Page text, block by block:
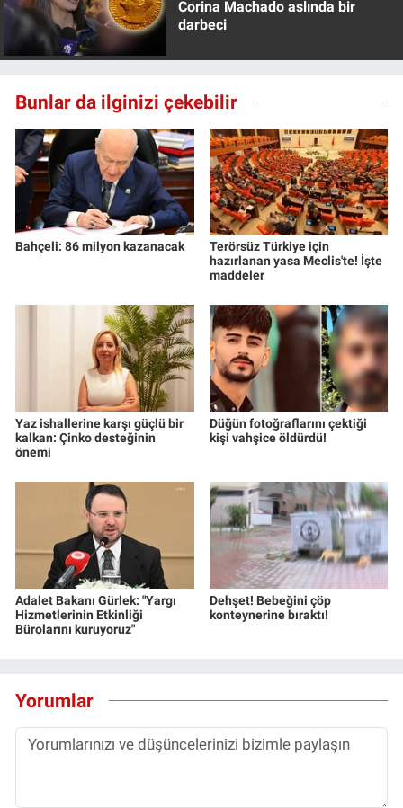
Corina Machado aslında bir
darbeci
Bunlar da ilginizi çekebilir
Bahçeli: 86 milyon kazanacak
Terörsüz Türkiye için
hazırlanan yasa Meclis'te! İşte
maddeler
Yaz ishallerine karşı güçlü bir
kalkan: Çinko desteğinin
önemi
Düğün fotoğraflarını çektiği
kişi vahşice öldürdü!
Adalet Bakanı Gürlek: "Yargı
Hizmetlerinin Etkinliği
Bürolarını kuruyoruz"
Dehşet! Bebeğini çöp
konteynerine bıraktı!
Yorumlar